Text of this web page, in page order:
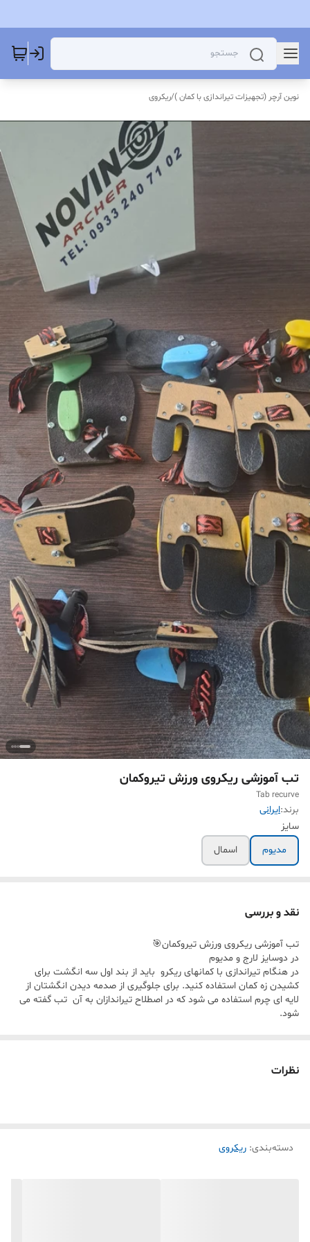
نوین آرچر (تجهیزات تیراندازی با کمان )/ریکروی
تب آموزشی ریکروی ورزش تیروکمان
Tab recurve
برند:ایرانی
سایز
مدیوم
اسمال
نقد و بررسی
تب آموزشی ریکروی ورزش تیروکمان🎯
در دوسایز لارج و مدیوم
در هنگام تیراندازی با کمانهای ریکرو باید از بند اول سه انگشت برای
کشیدن زه کمان استفاده کنید. برای جلوگیری از صدمه دیدن انگشتان از
لایه ای چرم استفاده می شود که در اصطلاح تیراندازان به آن تب گفته می
شود.
نظرات
دسته‌بندی: ریکروی